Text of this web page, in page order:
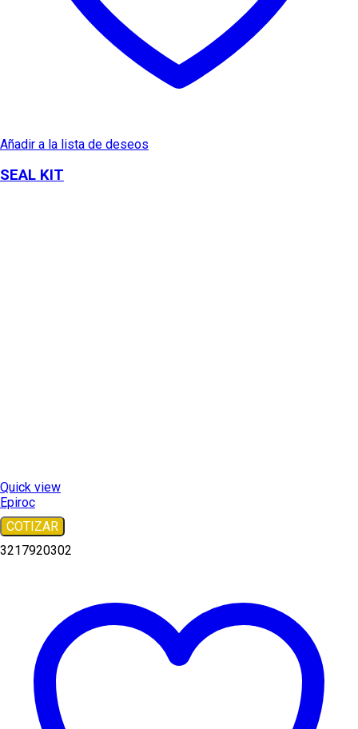
Añadir a la lista de deseos
SEAL KIT
Quick view
Epiroc
COTIZAR
3217920302